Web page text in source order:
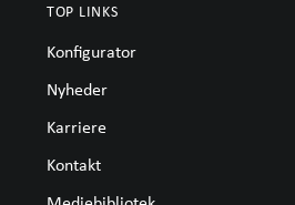
TOP LINKS
Konfigurator
Nyheder
Karriere
Kontakt